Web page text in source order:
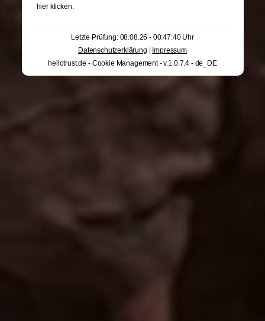
hier klicken.
Letzte Prüfung: 08.08.26 - 00:47:40 Uhr
Datenschutzerklärung
Impressum
hellotrust.de - Cookie Management - v.1.0.7.4 - de_DE